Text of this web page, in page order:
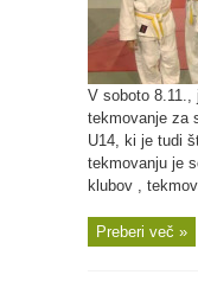
V soboto 8.11.,
tekmovanje za
U14, ki je tudi
tekmovanju je
klubov ,
Preberi več »